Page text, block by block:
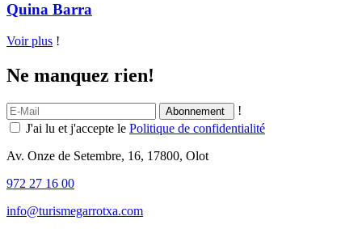
Quina Barra
Voir plus !
Ne manquez rien!
!
J'ai lu et j'accepte le Politique de confidentialité
Av. Onze de Setembre, 16, 17800, Olot
972 27 16 00
info@turismegarrotxa.com